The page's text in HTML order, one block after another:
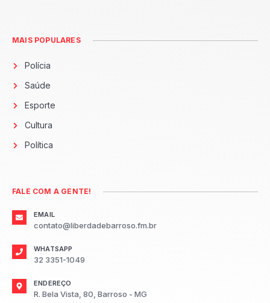
MAIS POPULARES
Polícia
Saúde
Esporte
Cultura
Política
FALE COM A GENTE!
EMAIL
contato@liberdadebarroso.fm.br
WHATSAPP
32 3351-1049
ENDEREÇO
R. Bela Vista, 80, Barroso - MG